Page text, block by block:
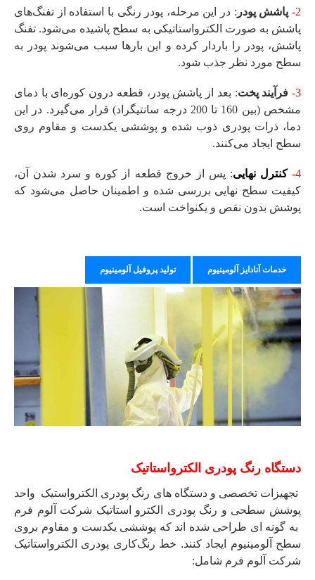
2- پاشش پودر : در این مرحله، پودر رنگی با استفاده از تفنگ‌های
پاشش به صورت الکترواستاتیکی به سطح پاشیده می‌شود. تفنگ
پاشش، پودر را باردار کرده و این بارها سبب می‌شوند پودر به
سطح مورد نظر جذب شود.
3- فرآیند پخت: بعد از پاشش پودر، قطعه درون کوره‌ای با دمای
مشخص (بین 160 تا 200 درجه سانتیگراد) قرار می‌گیرد. در این
دما، ذرات پودری ذوب شده و پوششی یکدست و مقاوم روی
سطح ایجاد می‌کنند.
4- کنترل نهایی: پس از خروج قطعه از کوره و سرد شدن آن،
کیفیت سطح نهایی بررسی شده و اطمینان حاصل می‌شود که
پوشش بدون نقص و یکنواخت است.
خدمات آنادایز آلومینیوم تولید پروفیل آلومینیوم
دستگاه رنگ پودری الکترواستاتیک
تجهیزات تخصصی و دستگاه های رنگ پودری الکترواستیک واحد
پوشش سطحی و رنگ پودری الکترو استاتیک شرکت آلوم فرم
به گونه ای طراحی شده اند که پوششی یکدست و مقاوم بروی
سطح آلومینیوم ایجاد کنند. خط رنگ‌کاری پودری الکترواستاتیک
شرکت آلوم فرم شامل: